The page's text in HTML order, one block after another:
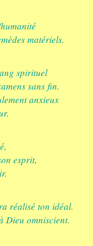
matériels.
spirituel
sans fin.
anxieux
esprit,
réalisé ton idéal.
Dieu omniscient.